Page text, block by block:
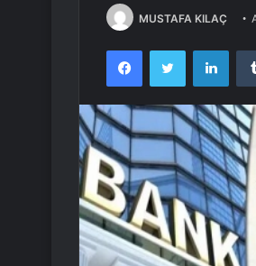
MUSTAFA KILAÇ
FacebookTwitter